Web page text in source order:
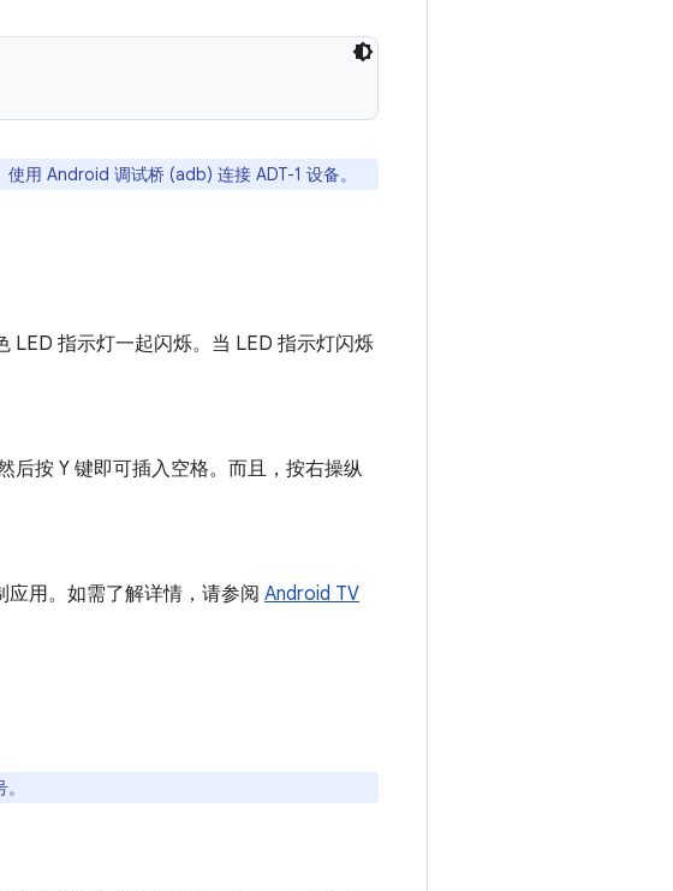
使用 Android 调试桥 (adb) 连接 ADT-1 设备。
LED 指示灯一起闪烁。当 LED 指示灯闪烁
后按 Y 键即可插入空格。而且，按右操纵
用。如需了解详情，请参阅 Android TV